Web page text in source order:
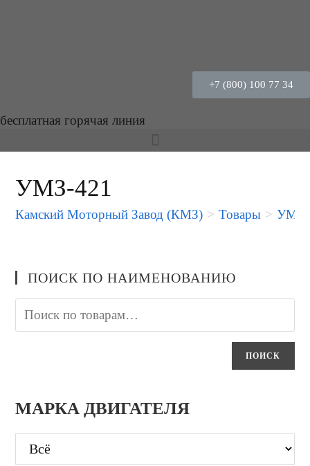
+7 (800) 100 77 34
бесплатная горячая линия
УМЗ-421
Камский Моторный Завод (КМЗ) > Товары > УМЗ-
ПОИСК ПО НАИМЕНОВАНИЮ
ПОИСК
МАРКА ДВИГАТЕЛЯ